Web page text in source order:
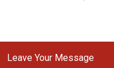
Leave Your Message